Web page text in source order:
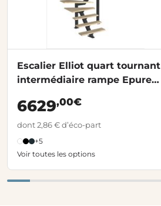
Escalier Elliot quart tournant
intermédiaire rampe Epure
6629,00€
dont 2,86 € d’éco-part
+5
Voir toutes les options